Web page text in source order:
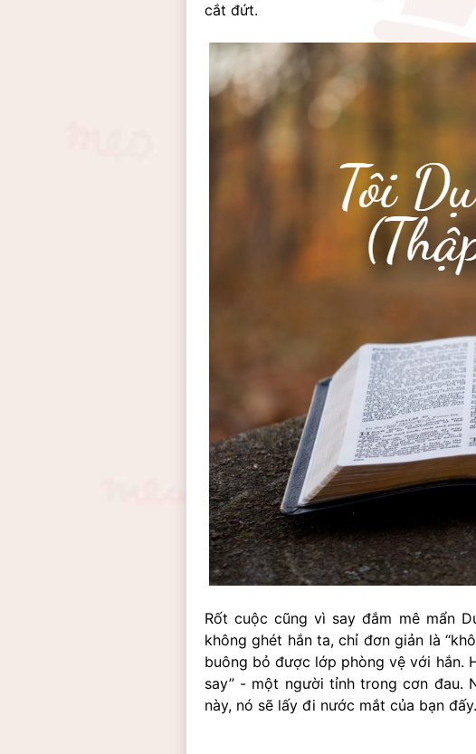
cắt đứt.
Rốt cuộc cũng vì say đắm mê mẩn
không ghét hắn ta, chỉ đơn giản là
buông bỏ được lớp phòng vệ với hắn.
say” - một người tỉnh trong cơn đau.
này, nó sẽ lấy đi nước mắt của bạn đấy.